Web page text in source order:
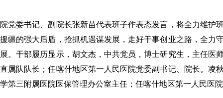
院党委书记、副院长张新苗代表班子作表态发言，将全力维
援疆的强大后盾，抢抓机遇谋发展，走好干事创业之路，全力
展。干部履历显示，胡文杰，中共党员，博士研究生，主任医
直属队队长；任喀什地区第一人民医院党委副书记、院长。 凌
学第三附属医院医保管理办公室主任；任喀什地区第一人民医